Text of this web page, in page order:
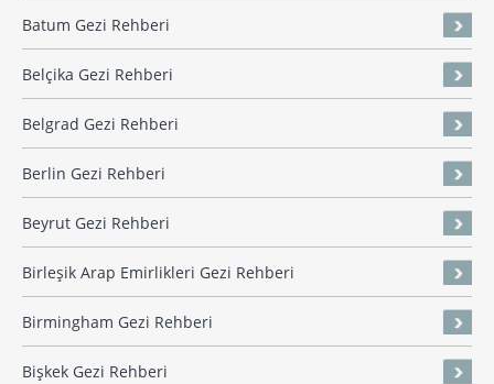
Batum Gezi Rehberi
Belçika Gezi Rehberi
Belgrad Gezi Rehberi
Berlin Gezi Rehberi
Beyrut Gezi Rehberi
Birleşik Arap Emirlikleri Gezi Rehberi
Birmingham Gezi Rehberi
Bişkek Gezi Rehberi